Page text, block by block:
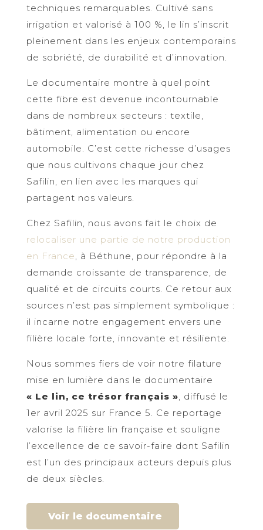
techniques remarquables. Cultivé sans
irrigation et valorisé à 100 %, le lin s’inscrit
pleinement dans les enjeux contemporains
de sobriété, de durabilité et d’innovation.
Le documentaire montre à quel point
cette fibre est devenue incontournable
dans de nombreux secteurs : textile,
bâtiment, alimentation ou encore
automobile. C’est cette richesse d’usages
que nous cultivons chaque jour chez
Safilin, en lien avec les marques qui
partagent nos valeurs.
Chez Safilin, nous avons fait le choix de
relocaliser une partie de notre production
en France, à Béthune, pour répondre à la
demande croissante de transparence, de
qualité et de circuits courts. Ce retour aux
sources n’est pas simplement symbolique :
il incarne notre engagement envers une
filière locale forte, innovante et résiliente.
Nous sommes fiers de voir notre filature
mise en lumière dans le documentaire
« Le lin, ce trésor français », diffusé le
1er avril 2025 sur France 5. Ce reportage
valorise la filière lin française et souligne
l’excellence de ce savoir-faire dont Safilin
est l’un des principaux acteurs depuis plus
de deux siècles.
Voir le documentaire